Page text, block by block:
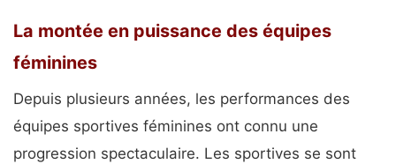
La montée en puissance des équipes
féminines
Depuis plusieurs années, les performances des
équipes sportives féminines ont connu une
progression spectaculaire. Les sportives se sont